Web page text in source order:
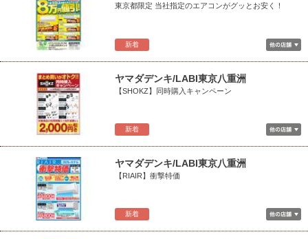
新着
東京都限定 当社指定のエアコンがグッとお安く！
新着
ヤマダデンキ/LABI東京八重洲
【SHOKZ】同時購入キャンペーン
新着
ヤマダデンキ/LABI東京八重洲
【RIAIR】衝撃特価